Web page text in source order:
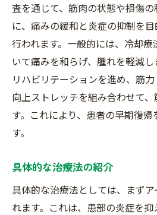
査を通じて、筋肉の状態や損傷
に、痛みの緩和と炎症の抑制を
行われます。一般的には、冷却
いて痛みを和らげ、腫れを軽減
リハビリテーションを進め、筋
向上ストレッチを組み合わせて
す。これにより、患者の早期復
す。
具体的な治療法の紹介
具体的な治療法としては、まず
れます。これは、患部の炎症を